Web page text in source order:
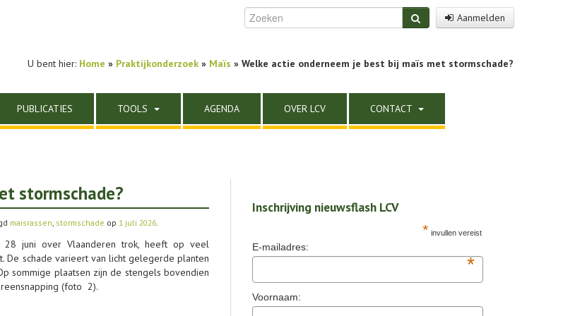
Aanmelden
U bent hier: Home » Praktijkonderzoek » Maïs » Welke actie onderneem je best bij maïs met stormschade?
PUBLICATIES TOOLS AGENDA OVER LCV CONTACT
stormschade?
maisrassen, stormschade op 1 juli 2026.
juni over Vlaanderen trok, heeft op veel
De schade varieert van licht gelegerde planten
sommige plaatsen zijn de stengels bovendien
(foto 2).
Inschrijving nieuwsflash LCV
* invullen vereist
E-mailadres:
*
Voornaam: